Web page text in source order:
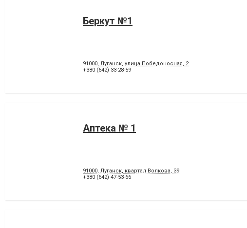
Беркут №1
91000, Луганск, улица Победоносная, 2
+380 (642) 33-28-59
Аптека № 1
91000, Луганск, квартал Волкова, 39
+380 (642) 47-53-66